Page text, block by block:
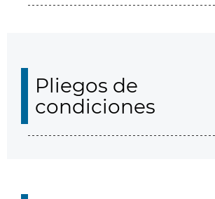
Pliegos de
condiciones